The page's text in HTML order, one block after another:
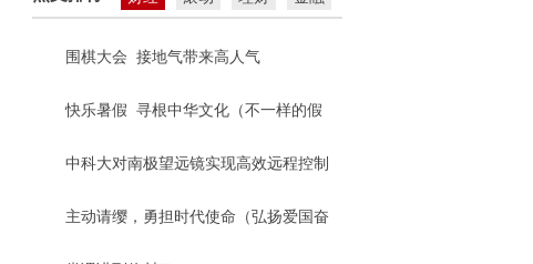
围棋大会 接地气带来高人气
快乐暑假 寻根中华文化（不一样的假
期）
中科大对南极望远镜实现高效远程控制
主动请缨，勇担时代使命（弘扬爱国奋